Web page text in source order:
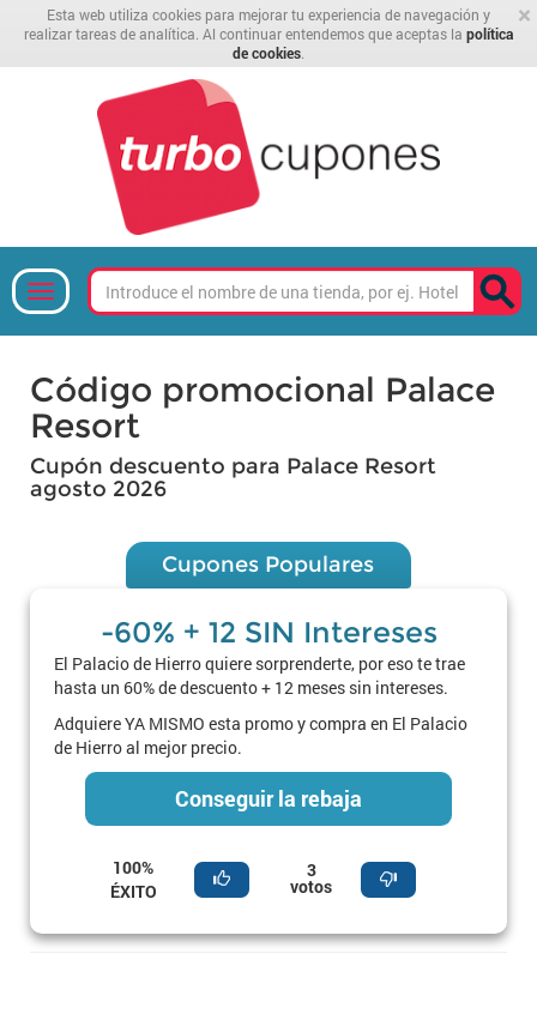
×
Esta web utiliza cookies para mejorar tu experiencia de navegación y
realizar tareas de analítica. Al continuar entendemos que aceptas la política
de cookies
Código promocional Palace
Resort
Cupón descuento para Palace Resort
agosto 2026
Cupones Populares
-60% + 12 SIN Intereses
El Palacio de Hierro quiere sorprenderte, por eso te trae
hasta un 60% de descuento + 12 meses sin intereses.
Adquiere YA MISMO esta promo y compra en El Palacio
de Hierro al mejor precio.
Conseguir la rebaja
100%
ÉXITO
3
votos